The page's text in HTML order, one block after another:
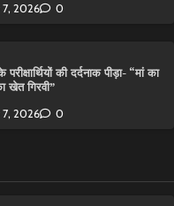
7, 2026 0
की दर्दनाक पीड़ा- “मां का
खेत गिरवी”
7, 2026 0